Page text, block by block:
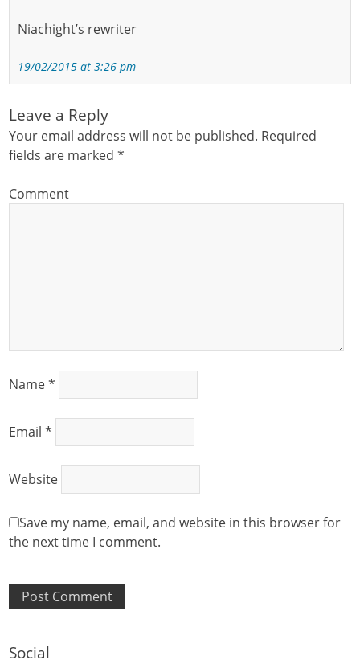
Niachight’s rewriter
19/02/2015 at 3:26 pm
Leave a Reply
Your email address will not be published. Required
fields are marked*
Comment
Name*
Email*
Website
Save my name, email, and website in this browser for
the next time I comment.
Social